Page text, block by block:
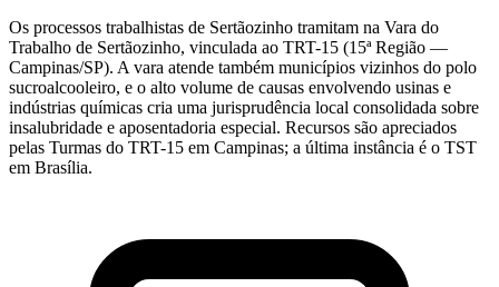
Os processos trabalhistas de Sertãozinho tramitam na Vara do
Trabalho de Sertãozinho, vinculada ao TRT-15 (15ª Região —
Campinas/SP). A vara atende também municípios vizinhos do polo
sucroalcooleiro, e o alto volume de causas envolvendo usinas e
indústrias químicas cria uma jurisprudência local consolidada sobre
insalubridade e aposentadoria especial. Recursos são apreciados
pelas Turmas do TRT-15 em Campinas; a última instância é o TST
em Brasília.